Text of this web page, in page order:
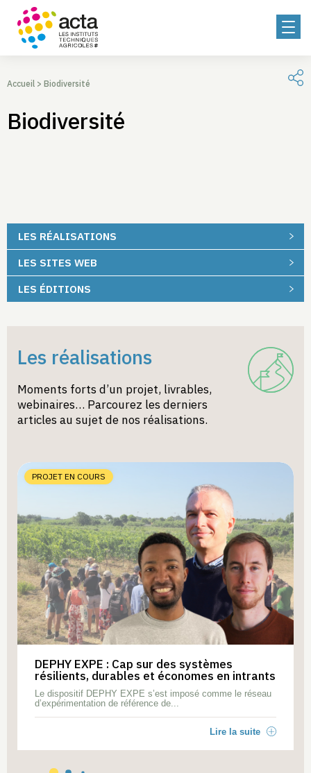
Accueil > Biodiversité
Biodiversité
LES RÉALISATIONS
LES SITES WEB
LES ÉDITIONS
Les réalisations
Moments forts d’un projet, livrables,
webinaires… Parcourez les derniers
articles au sujet de nos réalisations.
PROJET EN COURS
DEPHY EXPE : Cap sur des systèmes
résilients, durables et économes en intrants
Le dispositif DEPHY EXPE s’est imposé comme le réseau
d’expérimentation de référence de...
Lire la suite